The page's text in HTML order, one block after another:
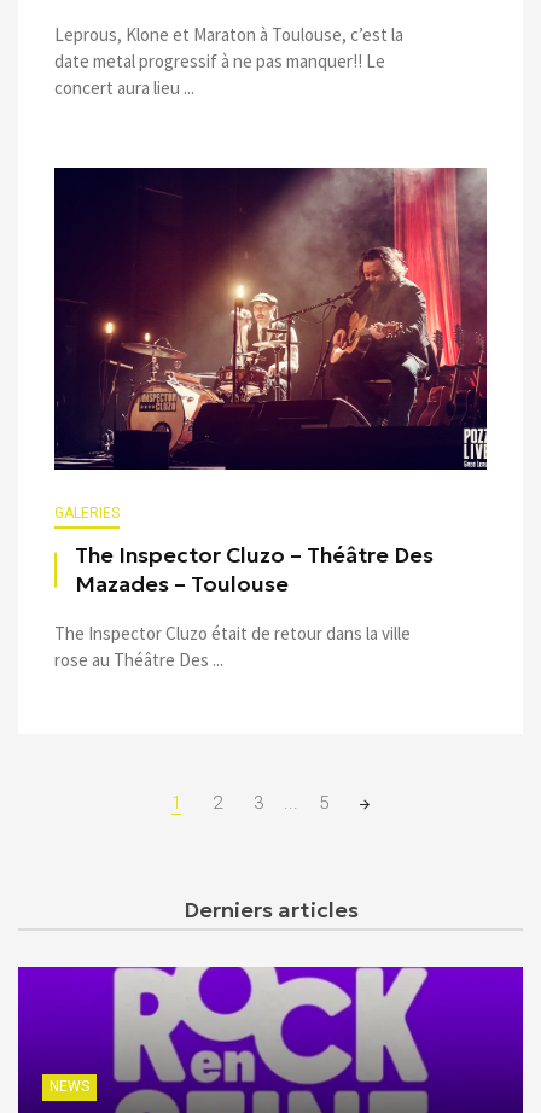
Leprous, Klone et Maraton à Toulouse, c’est la
date metal progressif à ne pas manquer!! Le
concert aura lieu ...
GALERIES
The Inspector Cluzo – Théâtre Des
Mazades – Toulouse
The Inspector Cluzo était de retour dans la ville
rose au Théâtre Des ...
1 2 3 ... 5
Derniers articles
NEWS